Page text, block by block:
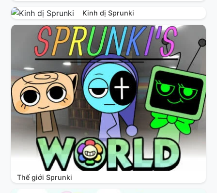
Kinh dị Sprunki
Thế giới Sprunki